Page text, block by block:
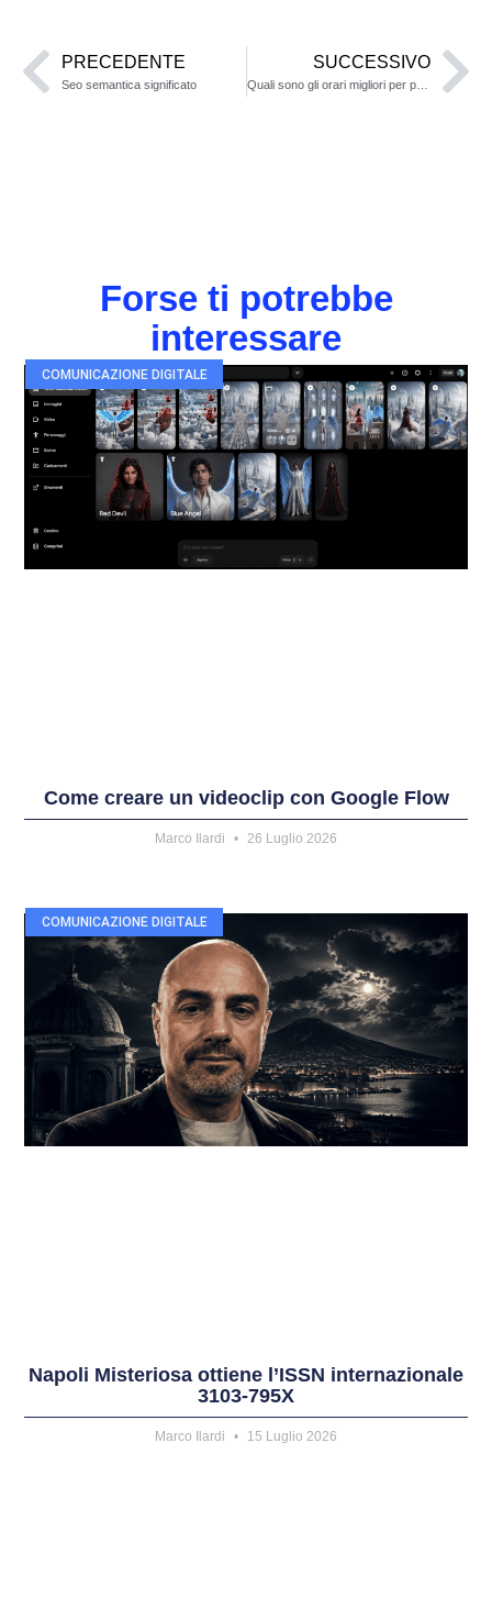
PRECEDENTE
Seo semantica significato
SUCCESSIVO
Quali sono gli orari migliori per pubblicare sui social media?
Forse ti potrebbe
interessare
COMUNICAZIONE DIGITALE
Come creare un videoclip con Google Flow
Marco Ilardi 26 Luglio 2026
COMUNICAZIONE DIGITALE
Napoli Misteriosa ottiene l’ISSN internazionale
3103-795X
Marco Ilardi 15 Luglio 2026